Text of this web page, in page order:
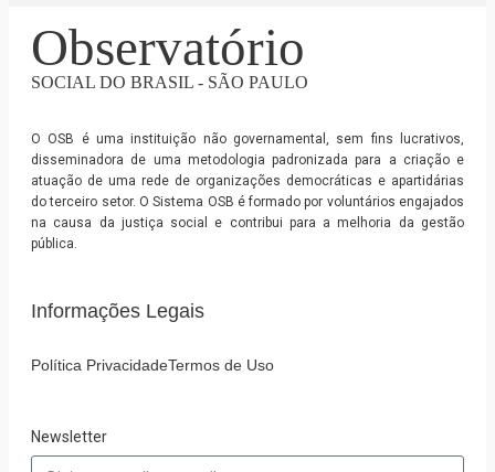
Observatório
SOCIAL DO BRASIL - SÃO PAULO
O OSB é uma instituição não governamental, sem fins lucrativos,
disseminadora de uma metodologia padronizada para a criação e
atuação de uma rede de organizações democráticas e apartidárias
do terceiro setor. O Sistema OSB é formado por voluntários engajados
na causa da justiça social e contribui para a melhoria da gestão
pública.
Informações Legais
Política PrivacidadeTermos de Uso
Newsletter